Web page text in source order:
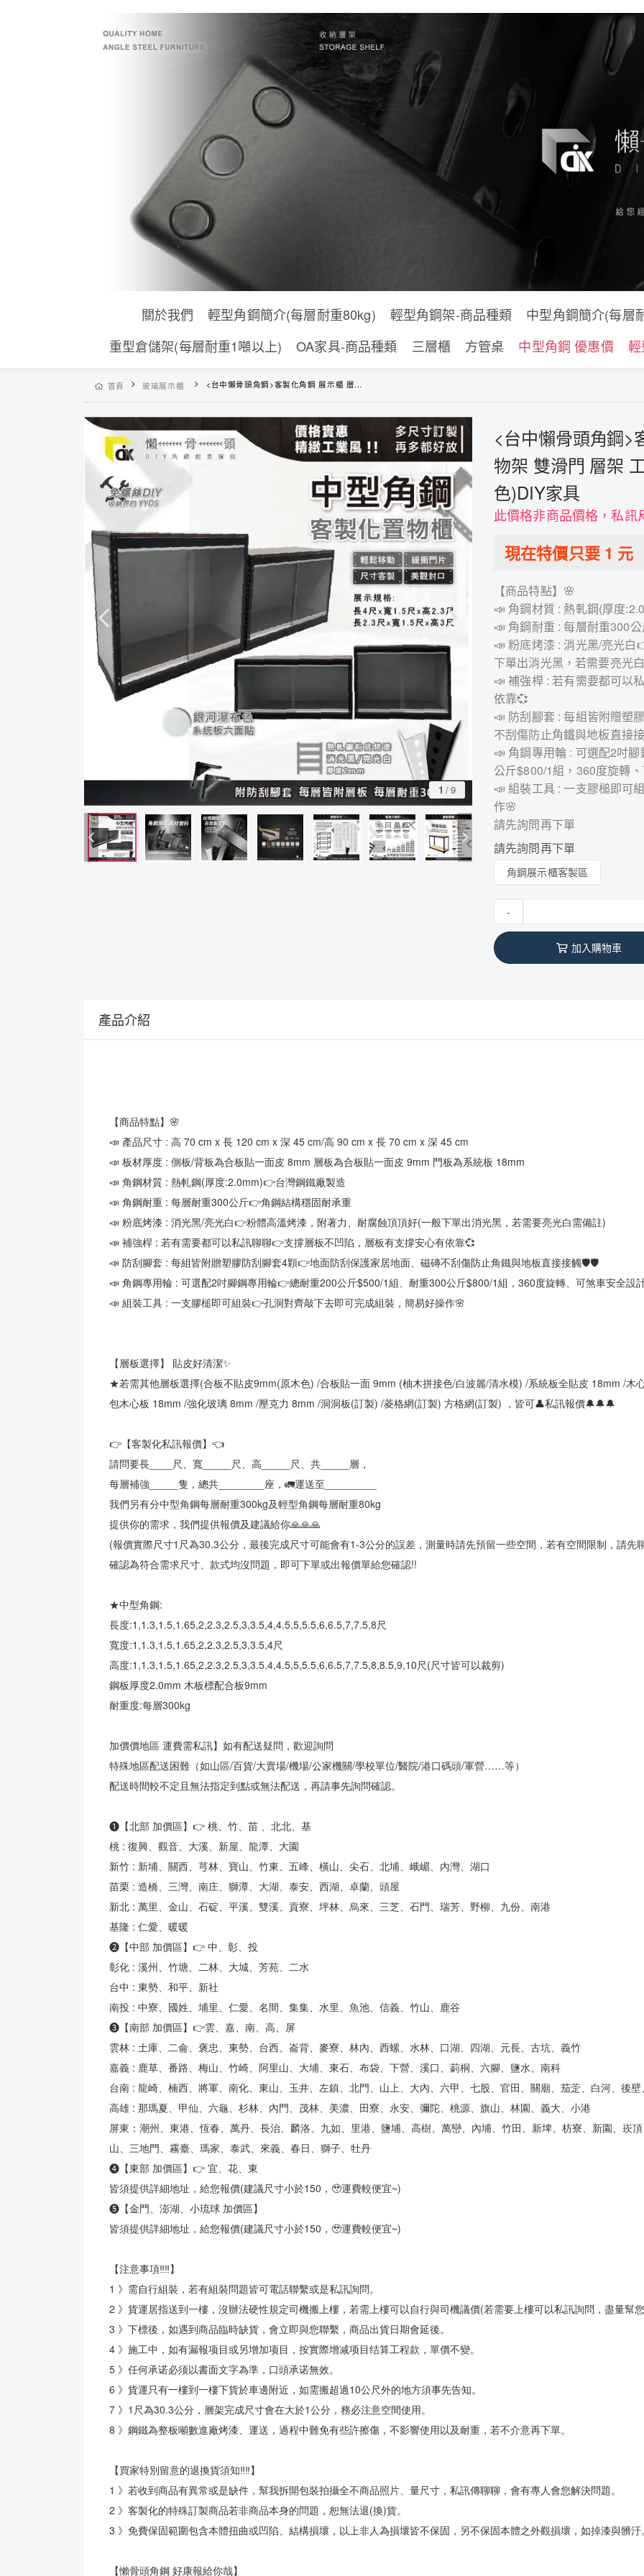
關於我們 輕型角鋼簡介(每層耐重80kg) 輕型角鋼架-商品種類
中型角鋼簡介(每層
重型倉儲架(每層耐重1噸以上)
OA家具-商品種類 三層櫃 方管桌 中型角鋼 優惠價
首頁 玻璃展示櫃 <台中懶骨頭角鋼>客製化角鋼 展示櫃 層架收納 置物架 雙滑門 層架 工業風層架 收納架 (黑色/白色)DIY家具
1 /9
<台中懶骨頭角鋼>
物架 雙滑門 層架
色)DIY家具
此價格非商品價格，私訊
現在特價只要 1 元
【商品特點】🌸
📣 角鋼材質 : 熱軋鋼(厚度
📣 角鋼耐重 : 每層耐重300
📣 粉底烤漆 : 消光黑/亮光
下單出消光黑，若需要亮光
📣 補強桿 : 若有需要都可以
依靠💞
📣 防刮腳套 : 每組皆附贈塑
不刮傷防止角鐵與地板直接
📣 角鋼專用輪 : 可選配2吋
公斤$800/1組，360度旋轉
📣 組裝工具 : 一支膠槌即可
作🌸
請先詢問再下單
請先詢問再下單
角鋼展示櫃客製區
-
加入購物車
產品介紹
【商品特點】🌸
📣 產品尺寸 : 高 70 cm x 長 120 cm x 深 45 cm/高 90 cm x 長 70 cm x 深 45 cm
📣 板材厚度 : 側板/背板為合板貼一面皮 8mm 層板為合板貼一面皮 9mm 門板為系統板 18mm
📣 角鋼材質 : 熱軋鋼(厚度:2.0mm)👉台灣鋼鐵廠製造
📣 角鋼耐重 : 每層耐重300公斤👉角鋼結構穩固耐承重
📣 粉底烤漆 : 消光黑/亮光白👉粉體高溫烤漆，附著力、耐腐蝕頂頂好(一般下單出消光黑，若需要亮光白需備註)
📣 補強桿 : 若有需要都可以私訊聊聊👉支撐層板不凹陷，層板有支撐安心有依靠💞
📣 防刮腳套 : 每組皆附贈塑膠防刮腳套4顆👉地面防刮保護家居地面、磁磚不刮傷防止角鐵與地板直接接觸🛡🛡
📣 角鋼專用輪 : 可選配2吋腳鋼專用輪👉總耐重200公斤$500/1組、耐重300公斤$800/1組，360度旋轉、可煞車安全設
📣 組裝工具 : 一支膠槌即可組裝👉孔洞對齊敲下去即可完成組裝，簡易好操作🌸
【層板選擇】 貼皮好清潔✨
★若需其他層板選擇(合板不貼皮9mm(原木色) /合板貼一面 9mm (柚木拼接色/白波麗/清水模) /系統板全貼皮 18mm /木
包木心板 18mm /強化玻璃 8mm /壓克力 8mm /洞洞板(訂製) /菱格網(訂製) 方格網(訂製) ，皆可👤私訊報價🔔🔔🔔
👉【客製化私訊報價】👈
請問要長____尺、寬_____尺、高_____尺、共_____層，
每層補強_____隻，總共________座，🚛運送至_________
我們另有分中型角鋼每層耐重300kg及輕型角鋼每層耐重80kg
提供你的需求，我們提供報價及建議給你🙏🙏🙏
(報價實際尺寸1尺為30.3公分，最後完成尺寸可能會有1-3公分的誤差，測量時請先預留一些空間，若有空間限制，請先
確認為符合需求尺寸、款式均沒問題，即可下單或出報價單給您確認!!
★中型角鋼:
長度:1,1.3,1.5,1.65,2,2.3,2.5,3,3.5,4,4.5,5,5.5,6,6.5,7,7.5,8尺
寬度:1,1.3,1.5,1.65,2,2.3,2.5,3,3.5,4尺
高度:1,1.3,1.5,1.65,2,2.3,2.5,3,3.5,4,4.5,5,5.5,6,6.5,7,7.5,8,8.5,9,10尺(尺寸皆可以裁剪)
鋼板厚度2.0mm 木板標配合板9mm
耐重度:每層300kg
加價價地區 運費需私訊】如有配送疑問，歡迎詢問
特殊地區配送困難（如山區/百貨/大賣場/機場/公家機關/學校單位/醫院/港口碼頭/軍營……等）
配送時間較不定且無法指定到點或無法配送，再請事先詢問確認。
❶【北部 加價區】👉 桃、竹、苗 、北北、基
桃 : 復興、觀音、大溪、新屋、龍潭、大園
新竹 : 新埔、關西、芎林、寶山、竹東、五峰、橫山、尖石、北埔、峨嵋、內灣、湖口
苗栗 : 造橋、三灣、南庄、獅潭、大湖、泰安、西湖、卓蘭、頭屋
新北 : 萬里、金山、石碇、平溪、雙溪、貢寮、坪林、烏來、三芝、石門、瑞芳、野柳、九份、南港
基隆 : 仁愛、暖暖
❷【中部 加價區】👉 中、彰、投
彰化 : 溪州、竹塘、二林、大城、芳苑、二水
台中 : 東勢、和平、新社
南投 : 中寮、國姓、埔里、仁愛、名間、集集、水里、魚池、信義、竹山、鹿谷
❸【南部 加價區】👉雲、嘉、南、高、屏
雲林 : 土庫、二侖、褒忠、東勢、台西、崙背、麥寮、林內、西螺、水林、口湖、四湖、元長、古坑、義竹
嘉義 : 鹿草、番路、梅山、竹崎、阿里山、大埔、東石、布袋、下營、溪口、莿桐、六腳、鹽水、南科
台南 : 龍崎、楠西、將軍、南化、東山、玉井、左鎮、北門、山上、大內、六甲、七股、官田、關廟、茄萣、白河、後
高雄 : 那瑪夏、甲仙、六龜、杉林、內門、茂林、美濃、田寮、永安、彌陀、桃源、旗山、林園、義大、小港
屏東：潮州、東港、恆春、萬丹、長治、麟洛、九如、里港、鹽埔、高樹、萬巒、內埔、竹田、新埤、枋寮、新園、崁
山、三地門、霧臺、瑪家、泰武、來義、春日、獅子、牡丹
❹【東部 加價區】👉 宜、花、東
皆須提供詳細地址，給您報價(建議尺寸小於150，🥹運費較便宜~)
❺【金門、澎湖、小琉球 加價區】
皆須提供詳細地址，給您報價(建議尺寸小於150，🥹運費較便宜~)
【注意事項‼‼】
1 》需自行組裝，若有組裝問題皆可電話聯繫或是私訊詢問。
2 》貨運居指送到一樓，沒辦法硬性規定司機搬上樓，若需上樓可以自行與司機議價(若需要上樓可以私訊詢問，盡量幫
3 》下標後，如遇到商品臨時缺貨，會立即與您聯繫，商品出貨日期會延後。
4 》施工中，如有漏報项目或另增加项目，按實際增减项目结算工程款，單價不變。
5 》任何承诺必须以書面文字為準，口頭承诺無效。
6 》貨運只有一樓到一樓下貨於車邊附近，如需搬超過10公尺外的地方須事先告知。
7 》1尺為30.3公分，層架完成尺寸會在大於1公分，務必注意空間使用。
8 》鋼鐵為整板噸數進廠烤漆、運送，過程中難免有些許擦傷，不影響使用以及耐重，若不介意再下單。
【買家特別留意的退換貨須知‼‼】
1 》若收到商品有異常或是缺件，幫我拆開包裝拍攝全不商品照片、量尺寸，私訊傳聊聊，會有專人會您解決問題。
2 》客製化的特殊訂製商品若非商品本身的問題，恕無法退(換)貨。
3 》免費保固範圍包含本體扭曲或凹陷、結構損壞，以上非人為損壞皆不保固，另不保固本體之外觀損壞，如掉漆與髒汙
【懶骨頭角鋼 好康報給你哉】